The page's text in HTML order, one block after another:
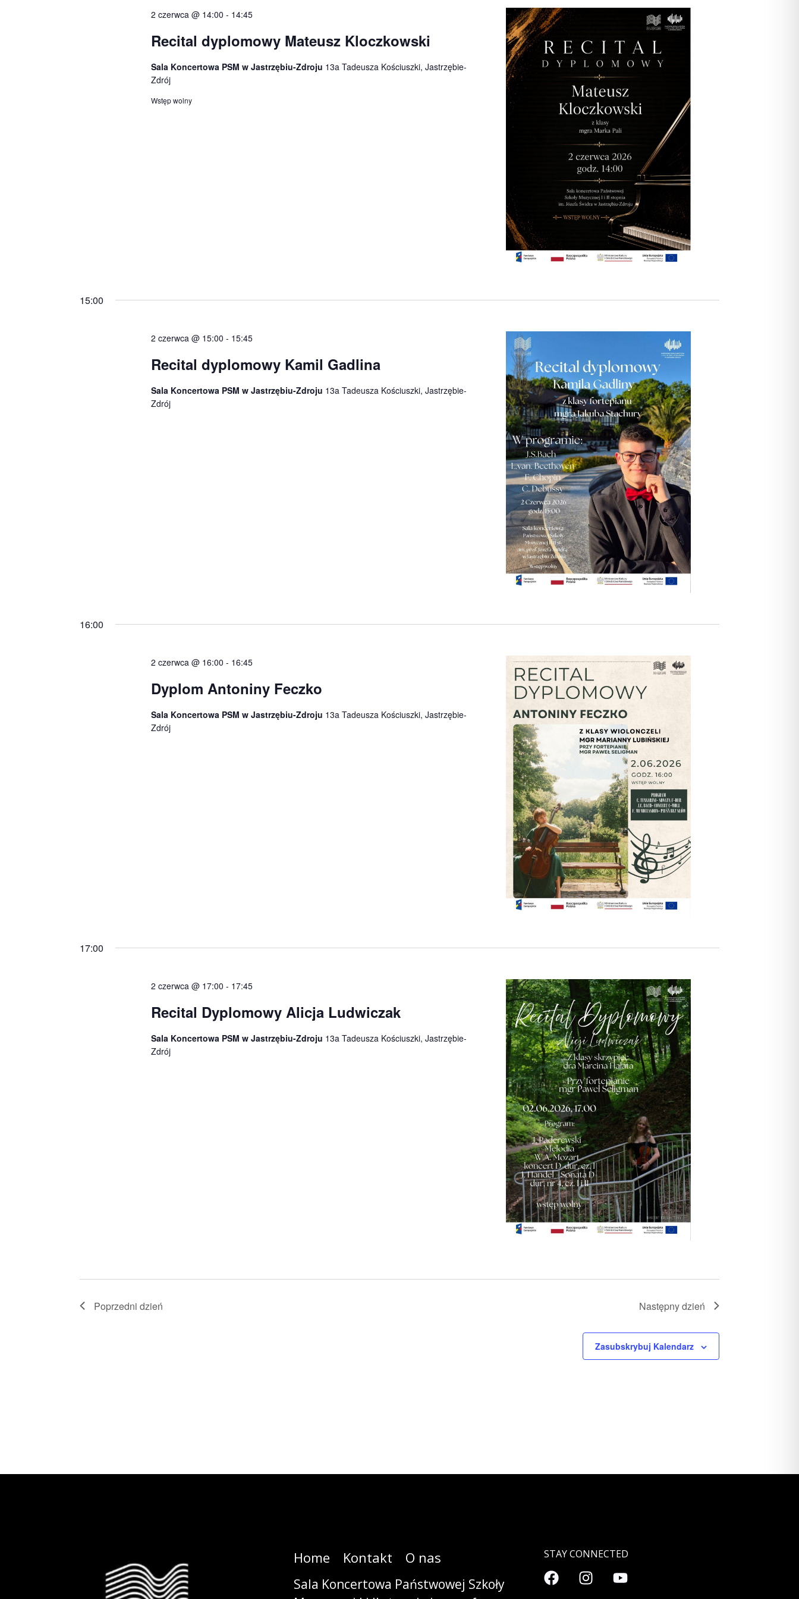
2 czerwca @ 14:00 - 14:45
Recital dyplomowy Mateusz Kloczkowski
Sala Koncertowa PSM w Jastrzębiu-Zdroju 13a Tadeusza Kościuszki, Jastrzębie-
Zdrój
Wstęp wolny
15:00
2 czerwca @ 15:00 - 15:45
Recital dyplomowy Kamil Gadlina
Sala Koncertowa PSM w Jastrzębiu-Zdroju 13a Tadeusza Kościuszki, Jastrzębie-
Zdrój
16:00
2 czerwca @ 16:00 - 16:45
Dyplom Antoniny Feczko
Sala Koncertowa PSM w Jastrzębiu-Zdroju 13a Tadeusza Kościuszki, Jastrzębie-
Zdrój
17:00
2 czerwca @ 17:00 - 17:45
Recital Dyplomowy Alicja Ludwiczak
Sala Koncertowa PSM w Jastrzębiu-Zdroju 13a Tadeusza Kościuszki, Jastrzębie-
Zdrój
Poprzedni dzień Następny dzień
Zasubskrybuj Kalendarz
Home Kontakt O nas
Sala Koncertowa Państwowej Szkoły
STAY CONNECTED